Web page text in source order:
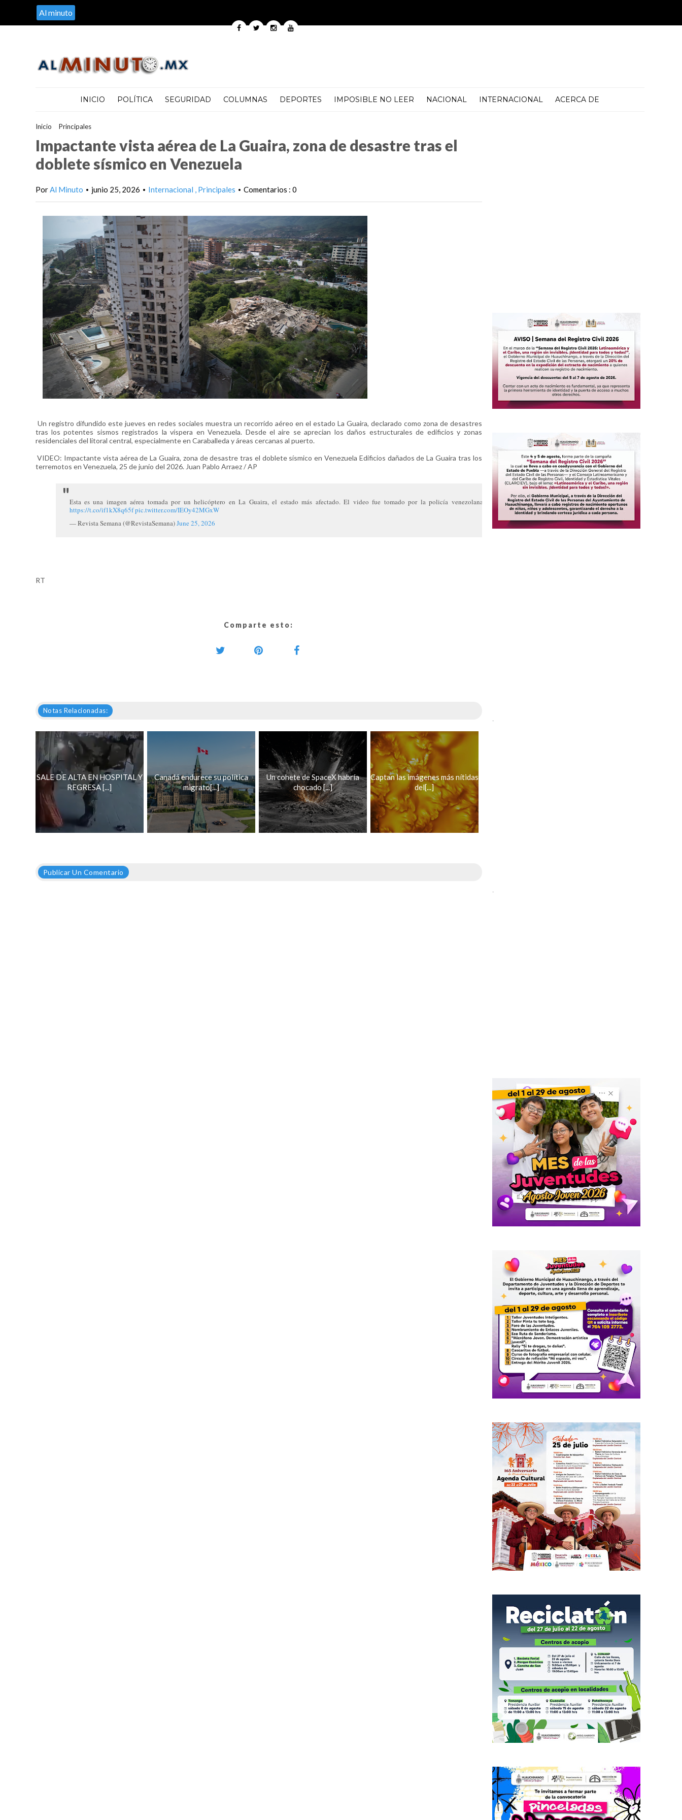
Al minuto
INICIO POLÍTICA SEGURIDAD COLUMNAS DEPORTES IMPOSIBLE NO LEER NACIONAL INTERNACIONAL ACERCA DE
Inicio Principales>
Impactante vista aérea de La Guaira, zona de desastre tras el
doblete sísmico en Venezuela
PorAl Minuto • junio 25, 2026 • Internacional Principales • Comentarios : 0
Un registro difundido este jueves en redes sociales muestra un recorrido aéreo en el estado La Guaira, declarado como zona de desastres
tras los potentes sismos registrados la víspera en Venezuela. Desde el aire se aprecian los daños estructurales de edificios y zonas
residenciales del litoral central, especialmente en Caraballeda y áreas cercanas al puerto.
VIDEO: Impactante vista aérea de La Guaira, zona de desastre tras el doblete sísmico en Venezuela Edificios dañados de La Guaira tras los
terremotos en Venezuela, 25 de junio del 2026. Juan Pablo Arraez / AP
Esta es una imagen aérea tomada por un helicóptero en La Guaira, el estado más afectado. El video fue tomado por la policía venezolana.
https://t.co/if1kX8q65fpic.twitter.com/IEOy42MGxW
— Revista Semana (@RevistaSemana)June 25, 2026
RT
Comparte esto:
Notas Relacionadas:
SALE DE ALTA EN HOSPITAL Y
REGRESA [...]
Canadá endurece su política
migrato[...]
Un cohete de SpaceX habría
chocado [...]
Captan las imágenes más nítidas
del[...]
Publicar Un Comentario
.
.